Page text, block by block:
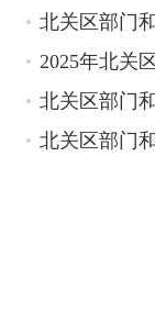
北关区部门
2025年北关
北关区部门
北关区部门